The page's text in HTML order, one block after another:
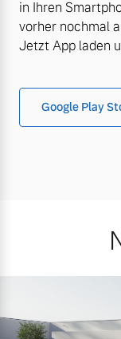
in Ihren
vorher nochmal
Jetzt App laden
Google Play